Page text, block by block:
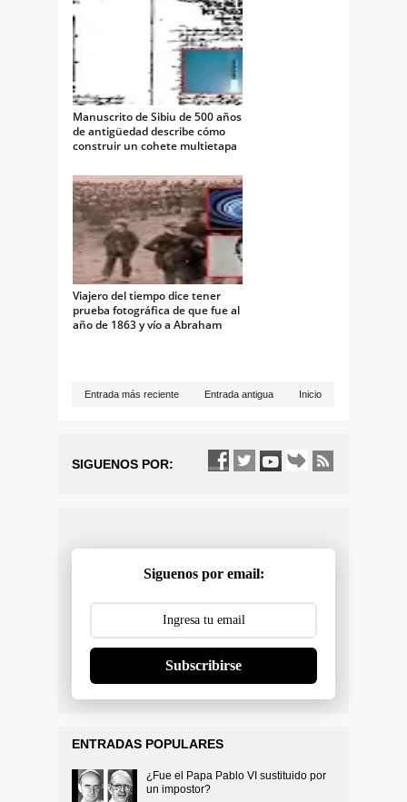
Manuscrito de Sibiu de 500 años
de antigüedad describe cómo
construir un cohete multietapa
Viajero del tiempo dice tener
prueba fotográfica de que fue al
año de 1863 y vío a Abraham
Entrada más reciente Entrada antigua Inicio
SIGUENOS POR:
Siguenos por email:
Subscribirse
ENTRADAS POPULARES
¿Fue el Papa Pablo VI sustituido por
un impostor?